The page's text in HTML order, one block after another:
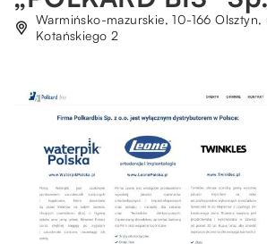
Warmińsko-mazurskie, 10-166 Olsztyn,
Kotańskiego 2